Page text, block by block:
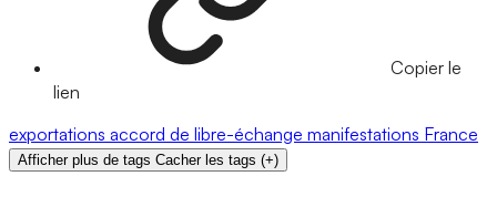
Copier le
lien
exportations accord de libre-échange manifestations France
Afficher plus de tags Cacher les tags (+)